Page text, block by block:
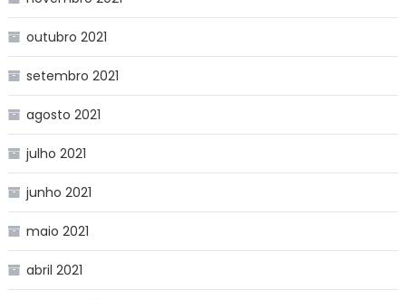
outubro 2021
setembro 2021
agosto 2021
julho 2021
junho 2021
maio 2021
abril 2021